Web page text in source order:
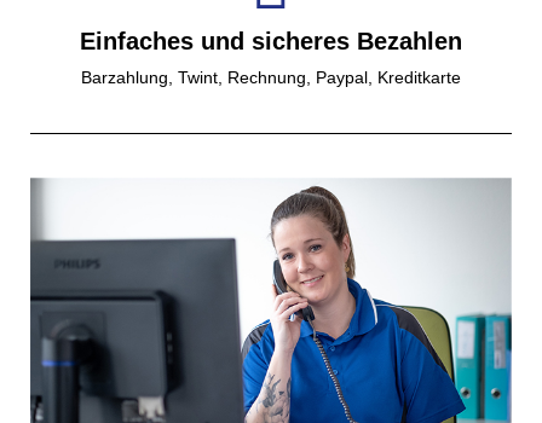
Einfaches und sicheres Bezahlen
Barzahlung, Twint, Rechnung, Paypal, Kreditkarte